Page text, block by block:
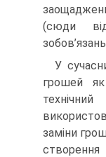
(сюди
У
грошей як
заміни